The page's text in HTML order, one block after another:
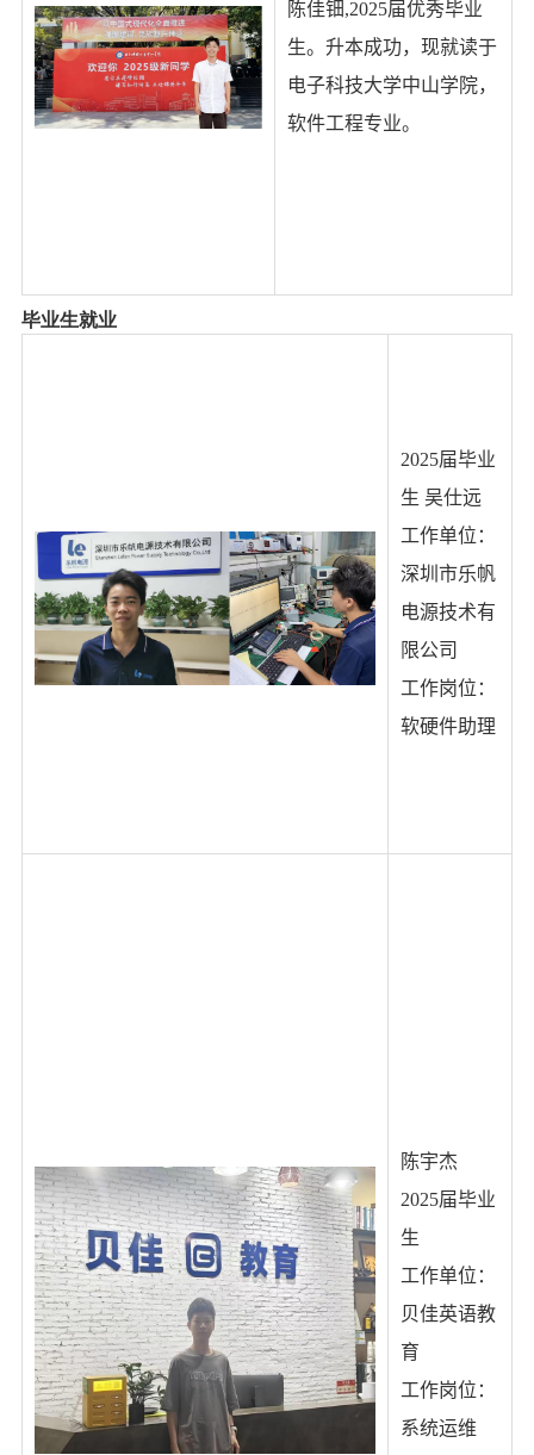
陈佳钿,2025届优秀毕业
生。升本成功，现就读于
电子科技大学中山学院，
软件工程专业。
毕业生就业
2025届毕业
生 吴仕远
工作单位：
深圳市乐帆
电源技术有
限公司
工作岗位：
软硬件助理
陈宇杰
2025届毕业
生
工作单位：
贝佳英语教
育
工作岗位：
系统运维